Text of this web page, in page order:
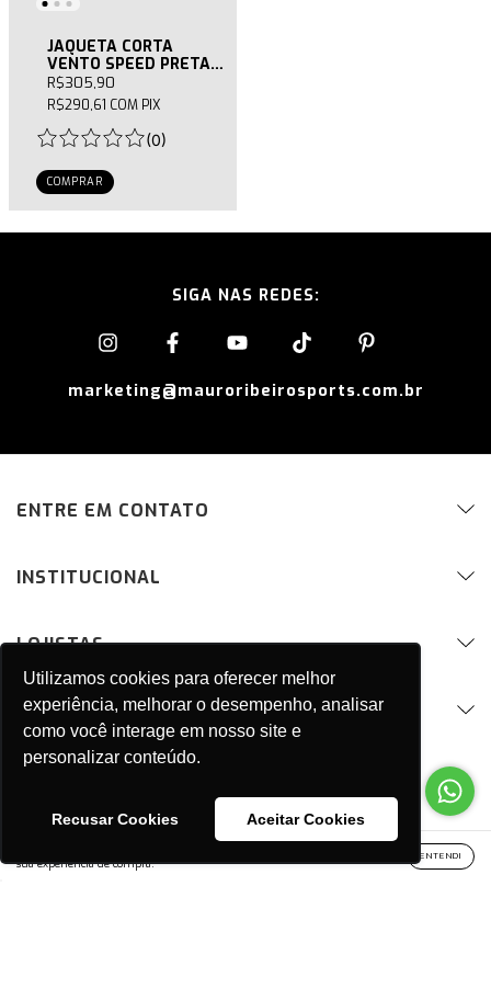
Utilizamos cookies para oferecer melhor
experiência, melhorar o desempenho, analisar
como você interage em nosso site e
personalizar conteúdo.
Recusar Cookies Aceitar Cookies
sua experiência de compra.
ENTENDI
JAQUETA CORTA
VENTO SPEED PRETA
FEMININA
R$305,90
R$290,61 COM PIX
(0)
COMPRAR
SIGA NAS REDES:
marketing@mauroribeirosports.com.br
ENTRE EM CONTATO
INSTITUCIONAL
LOJISTAS
SUPORTE / DÚVIDAS